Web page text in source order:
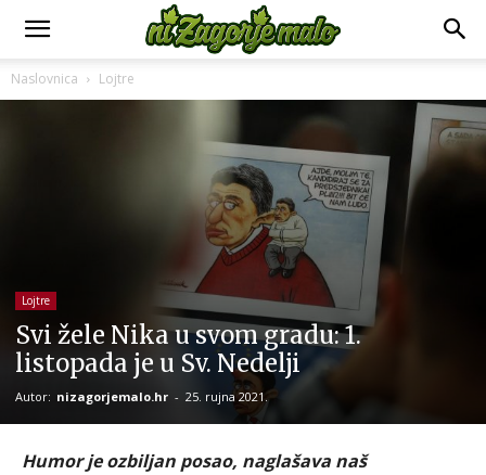
Naslovnica Lojtre
Lojtre
Svi žele Nika u svom gradu: 1.
listopada je u Sv. Nedelji
Autor: nizagorjemalo.hr - 25. rujna 2021.
Humor je ozbiljan posao, naglašava naš